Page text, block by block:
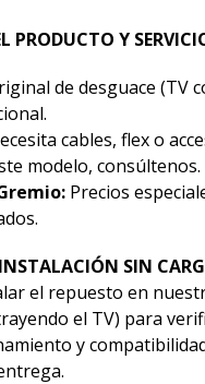
PRODUCTO Y
de desguace (TV
cables, flex o
modelo, consúltenos.
Precios
SIN
el repuesto en
el TV) para
y